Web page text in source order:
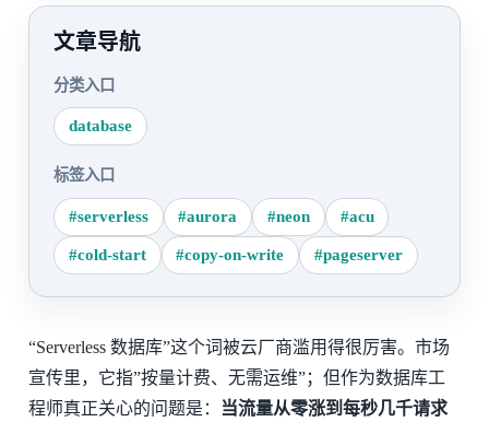
文章导航
分类入口
database
标签入口
#serverless #aurora #neon #acu
#cold-start #copy-on-write #pageserver
“Serverless 数据库”这个词被云厂商滥用得很厉害。市场
宣传里，它指”按量计费、无需运维”；但作为数据库工
程师真正关心的问题是：
当流量从零涨到每秒几千请求